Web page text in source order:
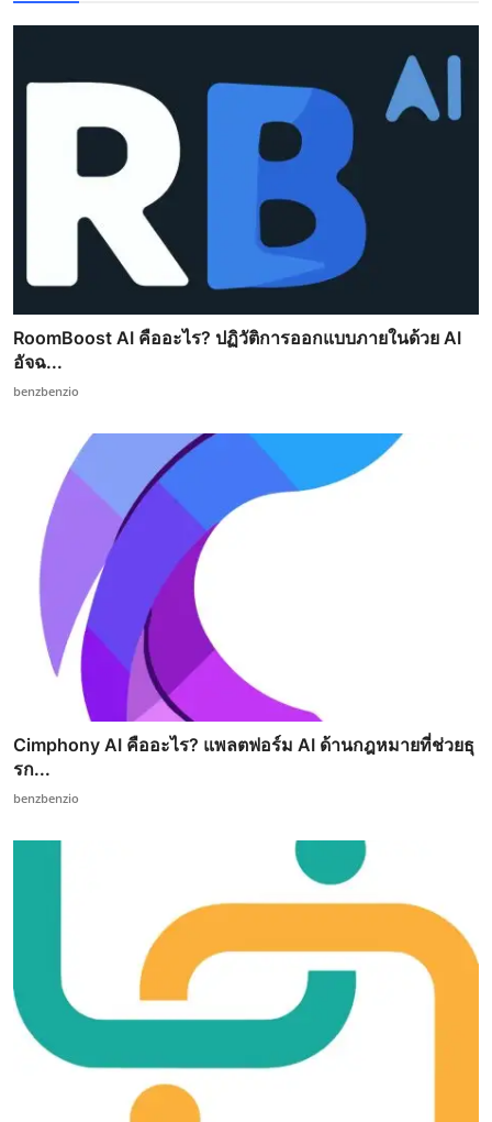
RoomBoost AI คืออะไร? ปฏิวัติการออกแบบภายในด้วย AI
อัจฉ...
benzbenzio
Cimphony AI คืออะไร? แพลตฟอร์ม AI ด้านกฎหมายที่ช่วยธุ
รก...
benzbenzio